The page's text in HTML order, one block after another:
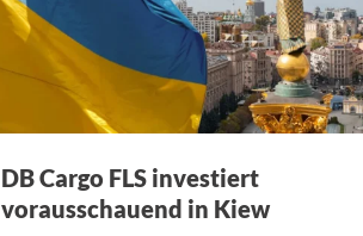
DB Cargo FLS investiert
vorausschauend in Kiew